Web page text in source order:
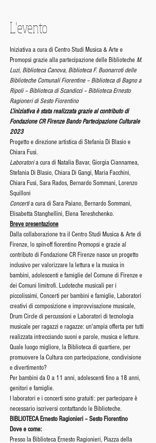
L'evento
Iniziativa a cura di Centro Studi Musica & Arte e
Promopsi grazie alla partecipazione delle Biblioteche M.
Luzi, Biblioteca Canova, Biblioteca F. Buonarroti delle
Biblioteche Comunali Fiorentine – Biblioteca di Bagno a
Ripoli – Biblioteca di Scandicci – Biblioteca Ernesto
Ragioneri di Sesto Fiorentino
L’iniziativa è stata realizzata grazie al contributo di
Fondazione CR Firenze Bando Partecipazione Culturale
2023
Progetto e direzione artistica di Stefania Di Blasio e
Chiara Fusi.
Laboratori a cura di Natalia Bavar, Giorgia Ciannamea,
Stefania Di Blasio, Chiara Di Gangi, Maria Facchini,
Chiara Fusi, Sara Rados, Bernardo Sommani, Lorenzo
Squilloni
Concerti a cura di Sara Paiano, Bernardo Sommani,
Elisabetta Stanghellini, Elena Tereshchenko.
Breve presentazione
Dalla collaborazione tra il Centro Studi Musica & Arte di
Firenze, lo spin-off fiorentino Promopsi e grazie al
contributo di Fondazione CR Firenze nasce un progetto
inclusivo per valorizzare la lettura e la musica in
bambini, adolescenti e famiglie del Comune di Firenze e
dei Comuni limitrofi. Ludoteche musicali per i
piccolissimi, Concerti per bambini e famiglie, Laboratori
creativi di composizione e improvvisazione musicale,
Drum Circle di percussioni e Laboratori di tecnologia
musicale per ragazzi e ragazze: un'ampia offerta per tutti
realizzata intrecciando suoni e parole, musica e letture.
Quale luogo migliore, la Biblioteca di quartiere, per
promuovere la Cultura con partecipazione, condivisione
e divertimento?
Per bambini da 0 a 11 anni, adolescenti fino a 18 anni,
genitori e famiglie.
I laboratori e i concerti sono gratuiti: per partecipare è
necessario iscriversi contattando le Biblioteche.
BIBLIOTECA Ernesto Ragionieri – Sesto Fiorentino
Dove e come:
Presso la Biblioteca Ernesto Ragionieri, Piazza della